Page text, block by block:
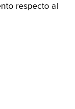
respecto al